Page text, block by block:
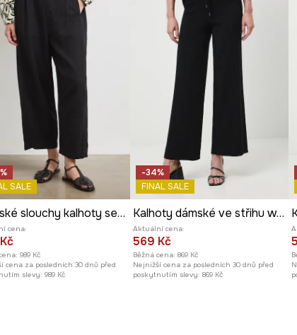
SALE
Dámské slouchy kalhoty se lnem
cena:
989 Kč
cena za posledních 30 dnů před
slevy: 989 Kč
-34%
FINAL SALE
Kalhoty dámské ve střihu wide leg s metalickými vlákny
Aktuální cena:
569 Kč
Běžná cena: 869 Kč
Nejnižší cena za posledních 30 dnů před
poskytnutím slevy: 869 Kč